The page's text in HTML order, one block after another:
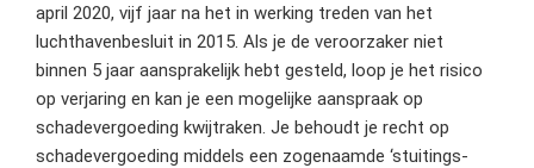
april 2020, vijf jaar na het in werking treden van het
luchthavenbesluit in 2015. Als je de veroorzaker niet
binnen 5 jaar aansprakelijk hebt gesteld, loop je het risico
op verjaring en kan je een mogelijke aanspraak op
schadevergoeding kwijtraken. Je behoudt je recht op
schadevergoeding middels een zogenaamde ‘stuitings-